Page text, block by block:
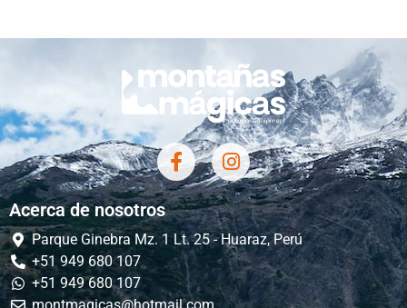
Acerca de nosotros
Parque Ginebra Mz. 1 Lt. 25 - Huaraz, Perú
+51 949 680 107
+51 949 680 107